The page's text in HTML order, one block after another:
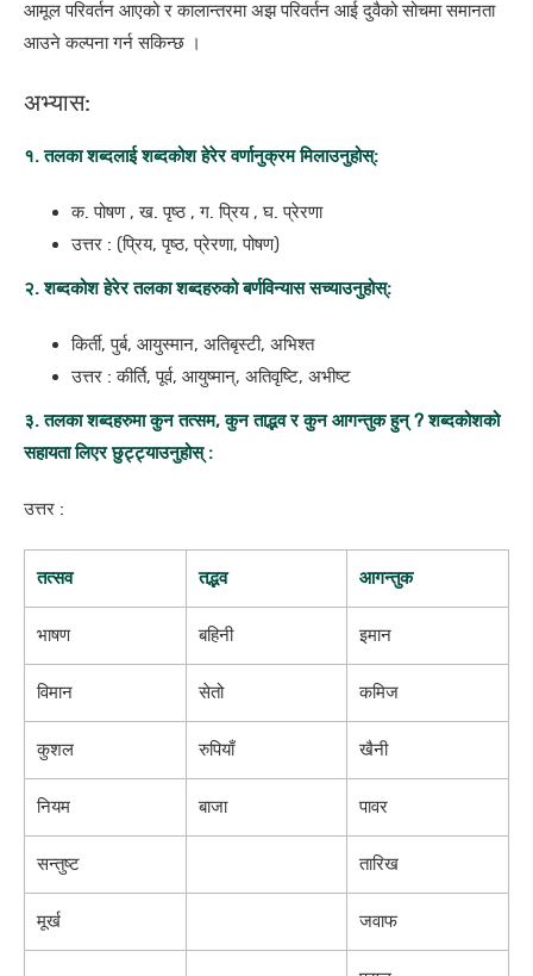
आमूल परिवर्तन आएको र कालान्तरमा अझ परिवर्तन आई दुवैको सोचमा समानता
आउने कल्पना गर्न सकिन्छ ।
अभ्यास:
१. तलका शब्दलाई शब्दकोश हेरेर वर्णानुक्रम मिलाउनुहोस्:
क. पोषण , ख. पृष्ठ , ग. प्रिय , घ. प्रेरणा
उत्तर : (प्रिय, पृष्ठ, प्रेरणा, पोषण)
२. शब्दकोश हेरेर तलका शब्दहरुको बर्णविन्यास सच्याउनुहोस्:
किर्ती, पुर्ब, आयुस्मान, अतिबृस्टी, अभिश्त
उत्तर : कीर्ति, पूर्व, आयुष्मान्, अतिवृष्टि, अभीष्ट
३. तलका शब्दहरुमा कुन तत्सम, कुन ताद्भव र कुन आगन्तुक हुन् ? शब्दकोशको
सहायता लिएर छुट्ट्याउनुहोस् :
उत्तर :
तत्सव तद्भव आगन्तुक
भाषण बहिनी इमान
विमान सेतो कमिज
कुशल रुपियाँ खैनी
नियम बाजा पावर
सन्तुष्ट तारिख
मूर्ख जवाफ